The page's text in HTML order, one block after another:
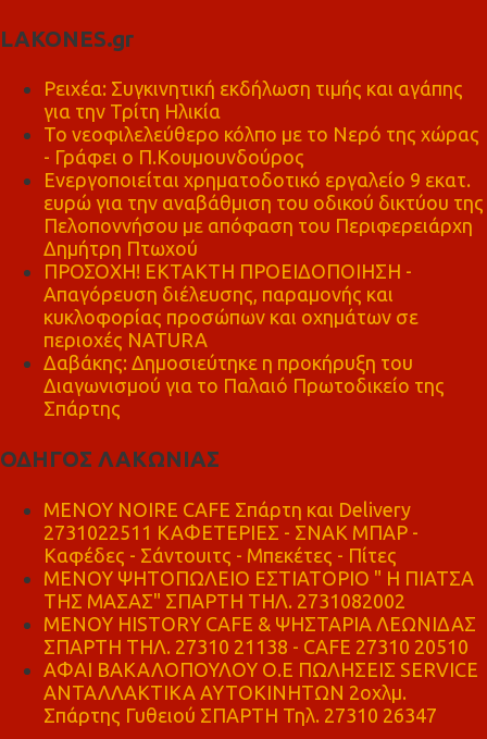
LAKONES.gr
Ρειχέα: Συγκινητική εκδήλωση τιμής και αγάπης
για την Τρίτη Ηλικία
Το νεοφιλελεύθερο κόλπο με το Νερό της χώρας
- Γράφει ο Π.Κουμουνδούρος
Ενεργοποιείται χρηματοδοτικό εργαλείο 9 εκατ.
ευρώ για την αναβάθμιση του οδικού δικτύου της
Πελοποννήσου με απόφαση του Περιφερειάρχη
Δημήτρη Πτωχού
ΠΡΟΣΟΧΗ! ΕΚΤΑΚΤΗ ΠΡΟΕΙΔΟΠΟΙΗΣΗ -
Απαγόρευση διέλευσης, παραμονής και
κυκλοφορίας προσώπων και οχημάτων σε
περιοχές NATURA
Δαβάκης: Δημοσιεύτηκε η προκήρυξη του
Διαγωνισμού για το Παλαιό Πρωτοδικείο της
Σπάρτης
ΟΔΗΓΟΣ ΛΑΚΩΝΙΑΣ
MENOY NOIRE CAFE Σπάρτη και Delivery
2731022511 ΚΑΦΕΤΕΡΙΕΣ - ΣΝΑΚ ΜΠΑΡ -
Καφέδες - Σάντουιτς - Μπεκέτες - Πίτες
ΜΕΝΟΥ ΨΗΤΟΠΩΛΕΙΟ ΕΣΤΙΑΤΟΡΙΟ " Η ΠΙΑΤΣΑ
ΤΗΣ ΜΑΣΑΣ" ΣΠΑΡΤΗ ΤΗΛ. 2731082002
ΜΕΝΟΥ HISTORY CAFE & ΨΗΣΤΑΡΙΑ ΛΕΩΝΙΔΑΣ
ΣΠΑΡΤΗ ΤΗΛ. 27310 21138 - CAFE 27310 20510
ΑΦΑΙ ΒΑΚΑΛΟΠΟΥΛΟΥ Ο.Ε ΠΩΛΗΣΕΙΣ SERVICE
ΑΝΤΑΛΛΑΚΤΙΚΑ ΑΥΤΟΚΙΝΗΤΩΝ 2οχλμ.
Σπάρτης Γυθειού ΣΠΑΡΤΗ Τηλ. 27310 26347